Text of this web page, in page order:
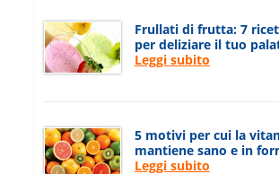
Frullati di frutta: 7
per deliziare il tuo
Leggi subito
5 motivi per cui la
mantiene sano e in
Leggi subito